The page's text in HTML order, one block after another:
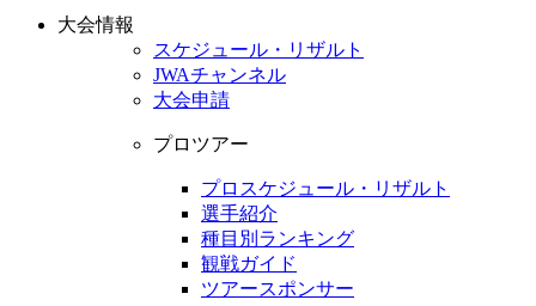
大会情報
スケジュール・リザルト
JWAチャンネル
大会申請
プロツアー
プロスケジュール・リザルト
選手紹介
種目別ランキング
観戦ガイド
ツアースポンサー